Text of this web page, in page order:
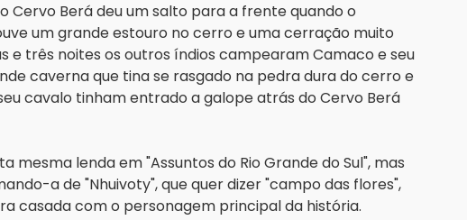
Cervo Berá deu um salto para a frente quando o
um grande estouro no cerro e uma cerração muito
e três noites os outros índios campearam Camaco e seu
caverna que tina se rasgado na pedra dura do cerro e
cavalo tinham entrado a galope atrás do Cervo Berá
mesma lenda em "Assuntos do Rio Grande do Sul", mas
a de "Nhuivoty", que quer dizer "campo das flores",
casada com o personagem principal da história.